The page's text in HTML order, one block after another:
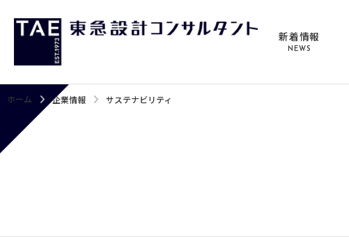
新着情報
NEWS
ホーム 企業情報 サステナビリティ